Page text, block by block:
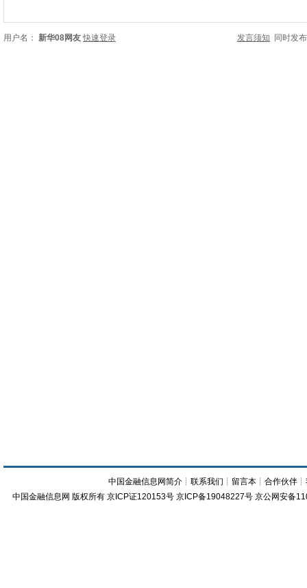
用户名： 新华08网友 快速登录 发言须知 同时发
中国金融信息网简介 ┊联系我们 ┊ 留言本 ┊合作伙伴 ┊
中国金融信息网 版权所有 京ICP证120153号 京ICP备19048227号 京公网安备